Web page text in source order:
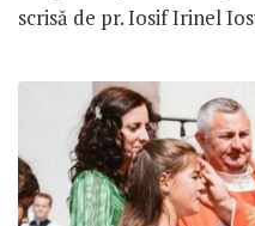
scrisă de pr. Iosif Irinel